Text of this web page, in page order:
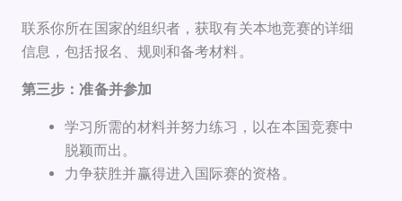
联系你所在国家的组织者，获取有关本地竞赛的详细
信息，包括报名、规则和备考材料。
第三步：准备并参加
学习所需的材料并努力练习，以在本国竞赛中
脱颖而出。
力争获胜并赢得进入国际赛的资格。